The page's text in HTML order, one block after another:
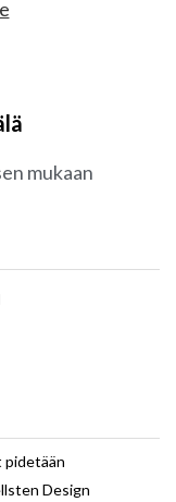
mukaan
pidetään
Design